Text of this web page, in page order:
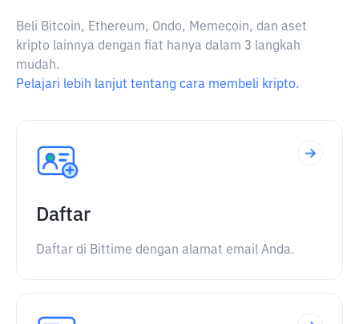
Beli Bitcoin, Ethereum, Ondo, Memecoin, dan aset
kripto lainnya dengan fiat hanya dalam 3 langkah
mudah.
Pelajari lebih lanjut tentang cara membeli kripto.
Daftar
Daftar di Bittime dengan alamat email Anda.